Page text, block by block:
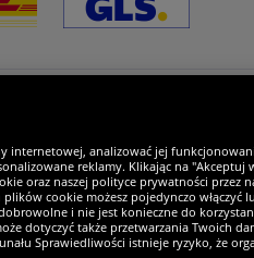
internetowej, analizować jej
reklamy. Klikając na "Akceptuj
oraz naszej polityce prywatności przez
cookie możesz pojedynczo włączyć
i nie jest konieczne do
dotyczyć także przetwarzania Twoich
Sprawiedliwości istnieje ryzyko, że